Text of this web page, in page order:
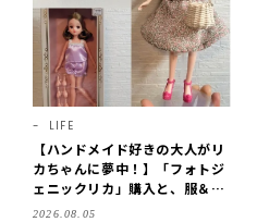
LIFE
【ハンドメイド好きの大人がリ
カちゃんに夢中！】「フォトジ
ェニックリカ」購入と、服＆ク
ローゼットの手づくり実例をご
2026.08.05